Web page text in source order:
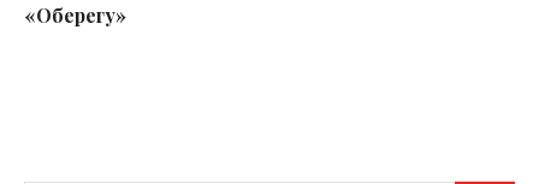
«Оберегу»